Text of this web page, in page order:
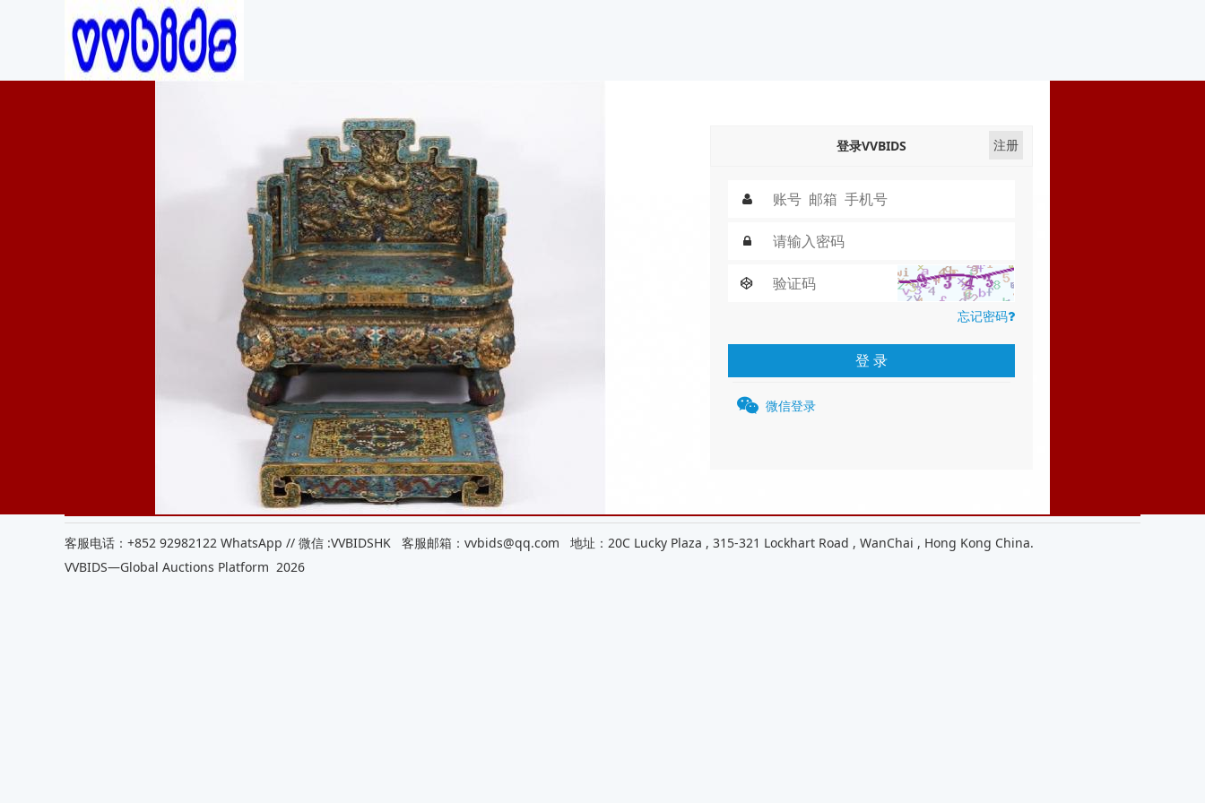
登录VVBIDS 注册
忘记密码
微信登录
客服电话：+852 92982122 WhatsApp // 微信 :VVBIDSHK 客服邮箱：vvbids@qq.com 地址：20C Lucky Plaza , 315-321 Lockhart Road , WanChai , Hong Kong China.
VVBIDS—Global Auctions Platform 2026